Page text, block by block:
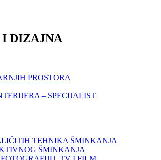
DIZAJNA
PROSTORA
– SPECIJALIST
TEHNIKA ŠMINKANJA
ŠMINKANJA